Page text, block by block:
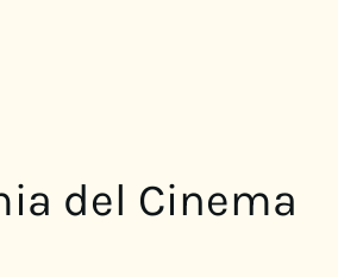
del Cinema